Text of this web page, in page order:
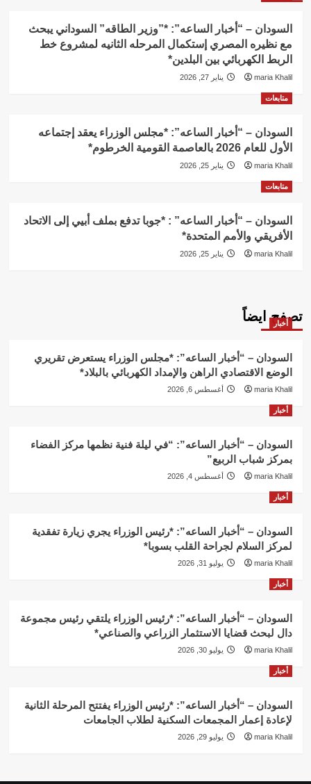
السودان – “أخبار الساعه”: *”وزير الطاقه” السوداني يبحث
مع نظيره المصري إستكمال المرحله الثانيه لمشروع خط
الربط الكهربائي بين البلدين*
maria Khalil يناير 27, 2026
متابعات
السودان – “أخبار الساعه”: *مجلس الوزراء يعقد إجتماعه
الأول للعام 2026 بالعاصمة القومية الخرطوم*
maria Khalil يناير 25, 2026
متابعات
السودان – “أخبار الساعه” : *جوبا تدفع بملف أبيي إلى الاتحاد
الأفريقي والأمم المتحدة*
maria Khalil يناير 25, 2026
تصفح ايضاً
أخبار
السودان – “أخبار الساعه”: *مجلس الوزراء يستعرض تقريري
الوضع الاقتصادي الراهن والإمداد الكهربائي بالبلاد*
maria Khalil أغسطس 6, 2026
أخبار
السودان – “أخبار الساعه”: “في ليلة فنية نظمها مركز الفضاء
بمركز شباب الربيع”
maria Khalil أغسطس 4, 2026
أخبار
السودان – “أخبار الساعه”: *رئيس الوزراء يجري زيارة تفقدية
لمركز السلام لجراحة القلب بسوبا*
maria Khalil يوليو 31, 2026
أخبار
السودان – “أخبار الساعه”: *رئيس الوزراء يلتقي رئيس مجموعة
دال لبحث قضايا الاستثمار الزراعي والصناعي*
maria Khalil يوليو 30, 2026
أخبار
السودان – “أخبار الساعه”: *رئيس الوزراء يفتتح المرحلة الثانية
لإعادة إعمار المجمعات السكنية لطلاب الجامعات
maria Khalil يوليو 29, 2026